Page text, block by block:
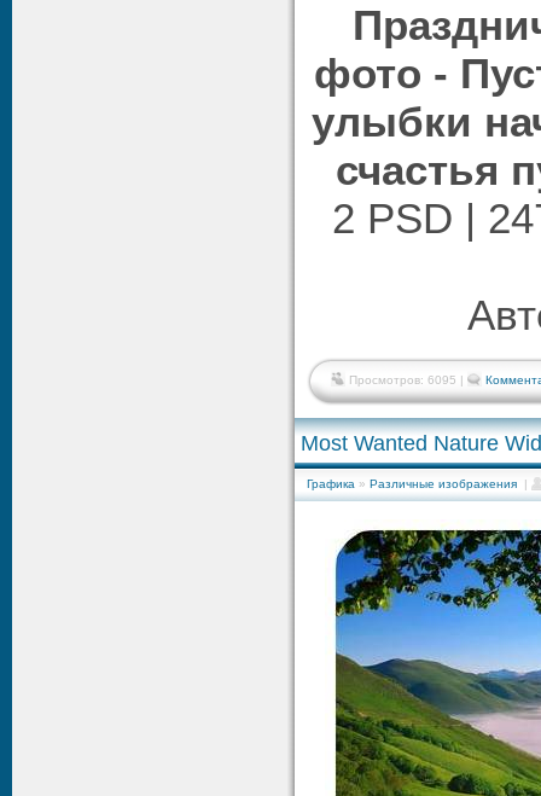
фото -
улыбки
счастья
2 PSD |
Просмотров: 6095 |
Most Wanted Nature
Графика » Различные изображения |